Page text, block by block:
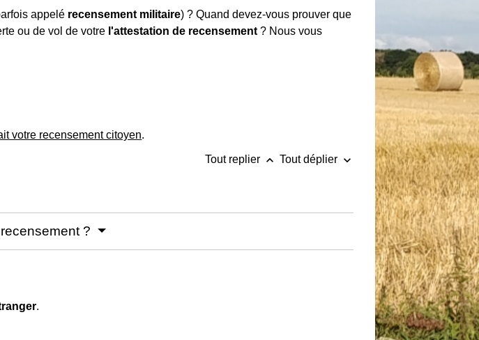
appelé recensement militaire) ? Quand devez-vous prouver que
ou de vol de votre l'attestation de recensement ? Nous vous
votre recensement citoyen.
Tout replier keyboard_arrow_up Tout déplier keyboard_arrow_down
?
.